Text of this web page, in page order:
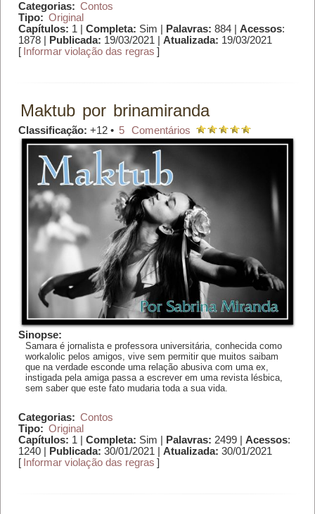
Categorias: Contos
Tipo: Original
Capítulos: 1 | Completa: Sim | Palavras: 884 | Acessos:
1878 |
Publicada: 19/03/2021 | Atualizada: 19/03/2021
[ Informar violação das regras ]
Maktub por brinamiranda
Classificação: +12 • 5 Comentários
Sinopse:
Samara é jornalista e professora universitária, conhecida como
workalolic pelos amigos, vive sem permitir que muitos saibam
que na verdade esconde uma relação abusiva com uma ex,
instigada pela amiga passa a escrever em uma revista lésbica,
sem saber que este fato mudaria toda a sua vida.
Categorias: Contos
Tipo: Original
Capítulos: 1 | Completa: Sim | Palavras: 2499 | Acessos:
1240 |
Publicada: 30/01/2021 | Atualizada: 30/01/2021
[ Informar violação das regras ]